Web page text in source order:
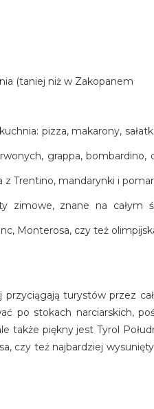
(taniej niż w Zakopanem
pizza, makarony,
grappa,
z Trentino, mandarynki i
zimowe, znane na
Monterosa, czy też
przyciągają turystów przez
po stokach narciarskich,
także piękny jest Tyrol
czy też najbardziej